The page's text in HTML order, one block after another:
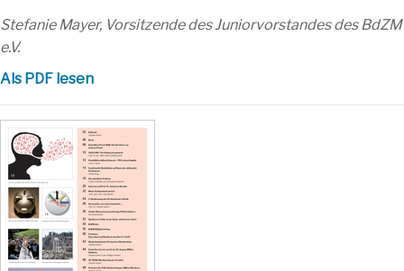
Stefanie Mayer, Vorsitzende des Juniorvorstandes des BdZM
e.V.
Als PDF lesen